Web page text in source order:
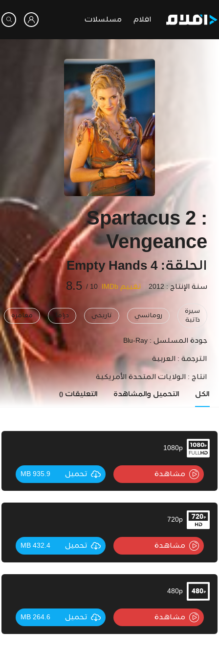
افلام مسلسلات
Spartacus 2 :
Vengeance
الحلقة: 4 Empty Hands
سنة الإنتاج : 2012 تقييم IMDb 10 /
8.5
سيرة
ذاتية
رومانسي تاريخي دراما مغامرة
جودة المسلسل : Blu-Ray
الترجمة : العربية
انتاج : الولايات المتحدة الأمريكية
الكل التحميل والمشاهدة التعليقات ()
1080p
مشاهدة تحميل 935.9 MB
720p
مشاهدة تحميل 432.4 MB
480p
مشاهدة تحميل 264.6 MB